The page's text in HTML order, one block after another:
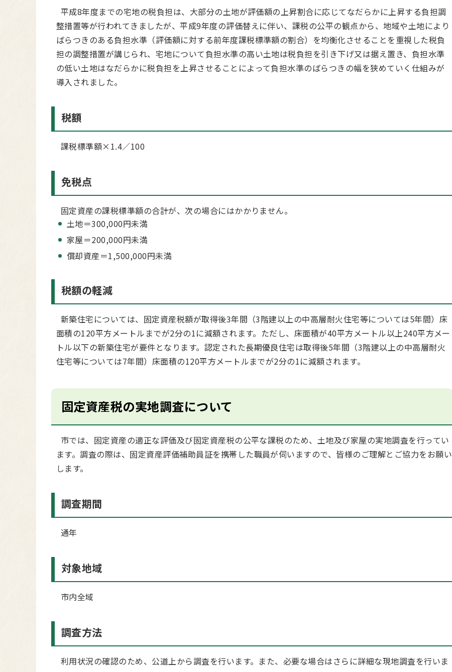
平成8年度までの宅地の税負担は、大部分の土地が評価額の上昇割合に応じてなだらかに上昇する負担調
整措置等が行われてきましたが、平成9年度の評価替えに伴い、課税の公平の観点から、地域や土地により
ばらつきのある負担水準（評価額に対する前年度課税標準額の割合）を均衡化させることを重視した税負
担の調整措置が講じられ、宅地について負担水準の高い土地は税負担を引き下げ又は据え置き、負担水準
の低い土地はなだらかに税負担を上昇させることによって負担水準のばらつきの幅を狭めていく仕組みが
導入されました。
税額
課税標準額×1.4／100
免税点
固定資産の課税標準額の合計が、次の場合にはかかりません。
土地＝300,000円未満
家屋＝200,000円未満
償却資産＝1,500,000円未満
税額の軽減
新築住宅については、固定資産税額が取得後3年間（3階建以上の中高層耐火住宅等については5年間）床
面積の120平方メートルまでが2分の1に減額されます。ただし、床面積が40平方メートル以上240平方メー
トル以下の新築住宅が要件となります。認定された長期優良住宅は取得後5年間（3階建以上の中高層耐火
住宅等については7年間）床面積の120平方メートルまでが2分の1に減額されます。
固定資産税の実地調査について
市では、固定資産の適正な評価及び固定資産税の公平な課税のため、土地及び家屋の実地調査を行ってい
ます。調査の際は、固定資産評価補助員証を携帯した職員が伺いますので、皆様のご理解とご協力をお願い
します。
調査期間
通年
対象地域
市内全域
調査方法
利用状況の確認のため、公道上から調査を行います。また、必要な場合はさらに詳細な現地調査を行いま